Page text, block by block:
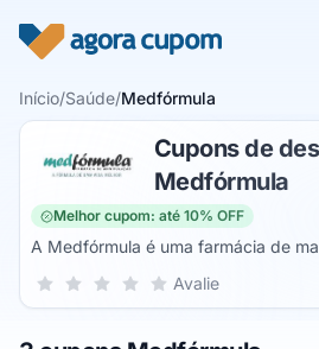
Início/Saúde/Medfórmula
Cupons de
Medfórmula
Melhor cupom: até 10% OFF
A Medfórmula é uma farmácia de
especializada na personalização de
Sua nota para Medfórmula, de 1 a 5
5 estrelas
4 estrelas
3 estrelas
2 estrelas
1 estrela Avalie